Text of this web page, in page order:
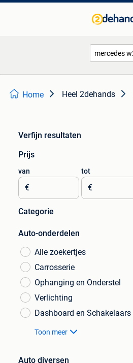
Home Heel 2dehands
Verfijn resultaten
Prijs
van
€
tot
€
Categorie
Auto-onderdelen
Alle zoekertjes
Carrosserie
Ophanging en Onderstel
Verlichting
Dashboard en Schakelaars
Toon meer
Auto diversen